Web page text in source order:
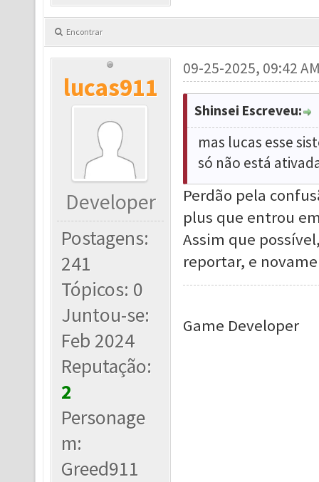
Encontrar
lucas911
Developer
Postagens:
241
Tópicos: 0
Juntou-se:
Feb 2024
Reputação:
2
Personage
m:
Greed911
09-25-2025, 09:42
Shinsei Escreveu:
mas lucas esse
só não está
Perdão pela
plus que entrou
Assim que
reportar, e
Game Developer